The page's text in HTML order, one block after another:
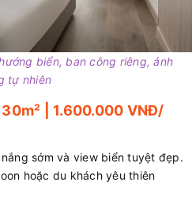
biển, ban công riêng, ánh
tự nhiên
30m² | 1.600.000 VNĐ/
sớm và view biển tuyệt đẹp.
hoặc du khách yêu thiên